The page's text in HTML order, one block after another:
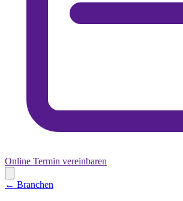
Online Termin vereinbaren
← Branchen